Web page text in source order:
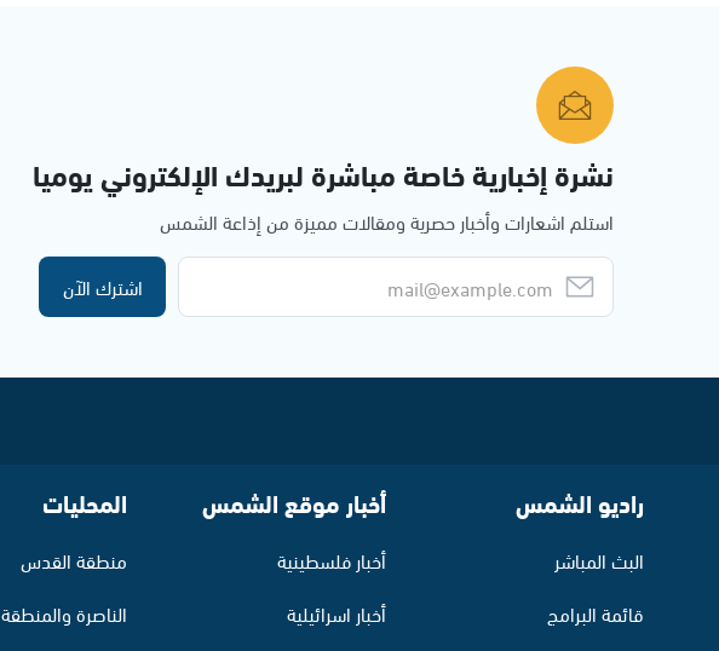
نشرة إخبارية خاصة مباشرة لبريدك الإلكتروني يوميا
استلم اشعارات وأخبار حصرية ومقالات مميزة من إذاعة الشمس
اشترك الآن
راديو الشمس
البث المباشر
قائمة البرامج
أخبار موقع الشمس
أخبار فلسطينية
أخبار اسرائيلية
المحليات
منطقة القدس
الناصرة والمنطقة